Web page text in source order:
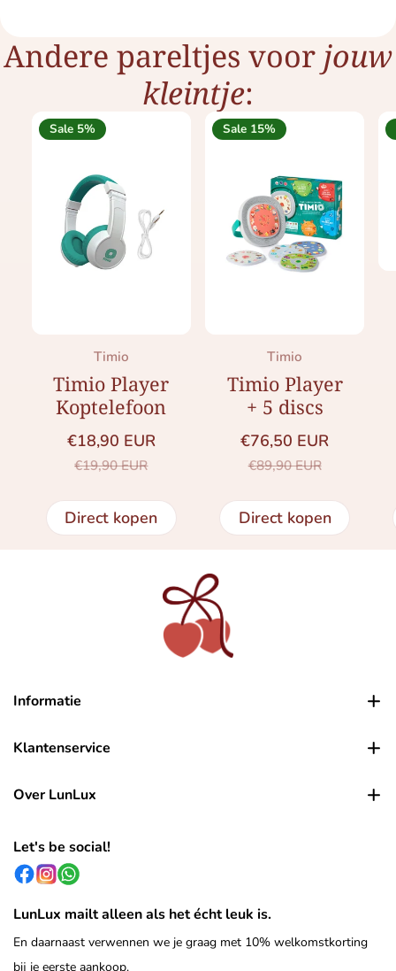
Andere pareltjes voor jouw
kleintje:
Sale 5%
Merk:
Timio
Timio Player
Koptelefoon
Saleprijs
€18,90 EUR
Normale prijs
€19,90 EUR
Direct kopen
Sale 15%
Merk:
Timio
Timio Player
+ 5 discs
Saleprijs
€76,50 EUR
Normale prijs
€89,90 EUR
Direct kopen
Informatie
Klantenservice
Over LunLux
Let's be social!
LunLux mailt alleen als het écht leuk is.
En daarnaast verwennen we je graag met 10% welkomstkorting
bij je eerste aankoop.